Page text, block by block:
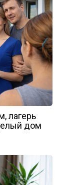
лагерь
дом